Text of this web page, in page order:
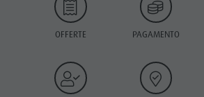
OFFERTE PAGAMENTO